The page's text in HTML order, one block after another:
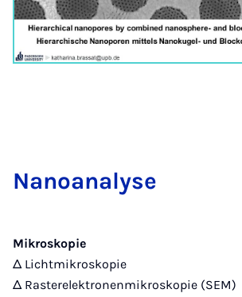
Na­no­ana­ly­se
Mikroskopie
Δ Lichtmikroskopie
Δ Rasterelektronenmikroskopie (SEM)